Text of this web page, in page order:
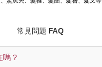
常見問題 FAQ
？